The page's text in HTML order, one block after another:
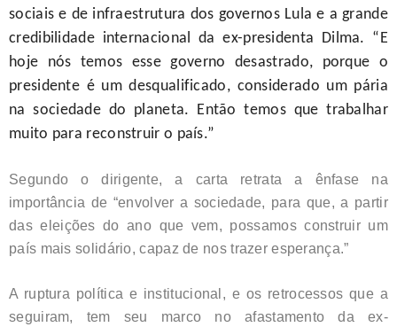
sociais e de infraestrutura dos governos Lula e a grande
credibilidade internacional da ex-presidenta Dilma. “E
hoje nós temos esse governo desastrado, porque o
presidente é um desqualificado, considerado um pária
na sociedade do planeta. Então temos que trabalhar
muito para reconstruir o país.”
Segundo o dirigente, a carta retrata a ênfase na
importância de “envolver a sociedade, para que, a partir
das eleições do ano que vem, possamos construir um
país mais solidário, capaz de nos trazer esperança.”
A ruptura política e institucional, e os retrocessos que a
seguiram, tem seu marco no afastamento da ex-